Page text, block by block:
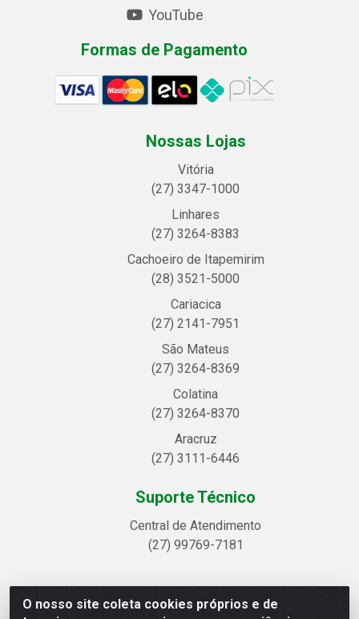
O nosso site coleta cookies próprios e de
YouTube
Formas de Pagamento
Nossas Lojas
Vitória
(27) 3347-1000
Linhares
(27) 3264-8383
Cachoeiro de Itapemirim
(28) 3521-5000
Cariacica
(27) 2141-7951
São Mateus
(27) 3264-8369
Colatina
(27) 3264-8370
Aracruz
(27) 3111-6446
Suporte Técnico
Central de Atendimento
(27) 99769-7181
Linhavix Distribuidora LTDA - Avenida Alegre, 2521 -